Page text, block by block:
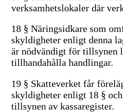
verksamhetslokaler där
18 § Näringsidkare som
skyldigheter enligt denna
är nödvändigt för tillsynen
tillhandahålla handlingar.
19 § Skatteverket får
skyldigheter enligt 18 §
tillsynen av kassaregister.